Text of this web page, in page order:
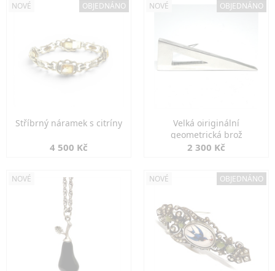
NOVÉ OBJEDNÁNO
Stříbrný náramek s citríny
4 500 Kč
NOVÉ OBJEDNÁNO
Velká oiriginální
geometrická brož
2 300 Kč
NOVÉ NOVÉ OBJEDNÁNO